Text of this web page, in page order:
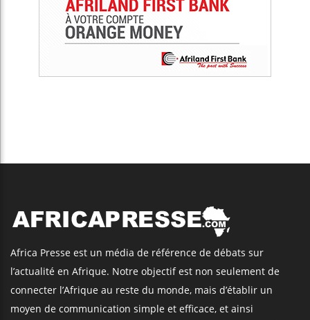
Africa Presse est un média de référence de débats sur
l’actualité en Afrique. Notre objectif est non seulement de
connecter l’Afrique au reste du monde, mais d’établir un
moyen de communication simple et efficace, et ainsi